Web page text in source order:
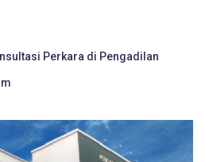
Perkara di Pengadilan